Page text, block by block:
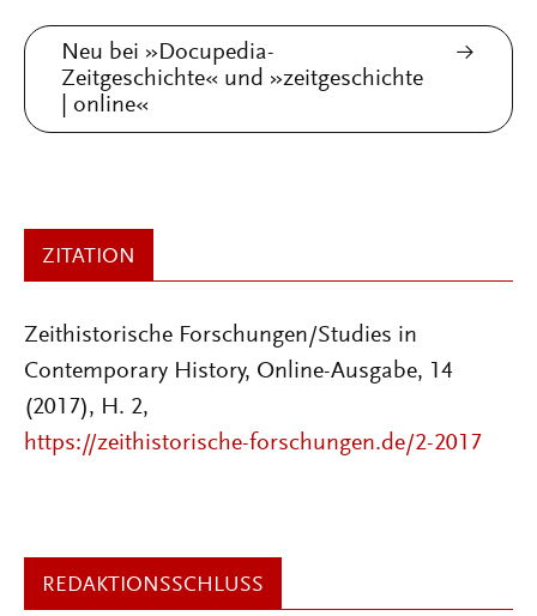
Neu bei »Docupedia-
Zeitgeschichte« und »zeitgeschichte
| online«
ZITATION
Zeithistorische Forschungen/Studies in
Contemporary History, Online-Ausgabe, 14
(2017), H. 2,
https://zeithistorische-forschungen.de/2-2017
REDAKTIONSSCHLUSS